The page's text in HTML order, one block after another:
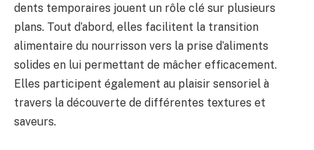
dents temporaires jouent un rôle clé sur plusieurs
plans. Tout d’abord, elles facilitent la transition
alimentaire du nourrisson vers la prise d’aliments
solides en lui permettant de mâcher efficacement.
Elles participent également au plaisir sensoriel à
travers la découverte de différentes textures et
saveurs.